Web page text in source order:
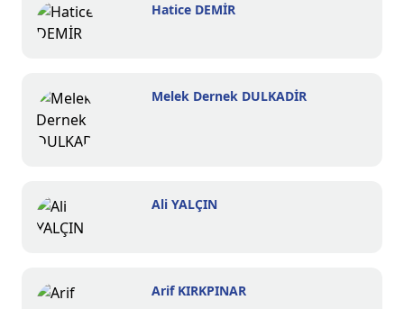
Hatice DEMİR
Melek Dernek DULKADİR
Ali YALÇIN
Arif KIRKPINAR